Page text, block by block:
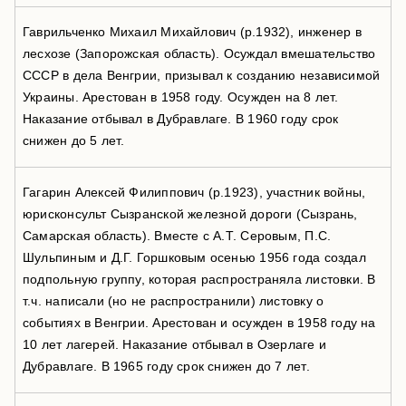
Гаврильченко Михаил Михайлович (р.1932), инженер в
лесхозе (Запорожская область). Осуждал вмешательство
СССР в дела Венгрии, призывал к созданию независимой
Украины. Арестован в 1958 году. Осужден на 8 лет.
Наказание отбывал в Дубравлаге. В 1960 году срок
снижен до 5 лет.
Гагарин Алексей Филиппович (р.1923), участник войны,
юрисконсульт Сызранской железной дороги (Сызрань,
Самарская область). Вместе с А.Т. Серовым, П.С.
Шульпиным и Д.Г. Горшковым осенью 1956 года создал
подпольную группу, которая распространяла листовки. В
т.ч. написали (но не распространили) листовку о
событиях в Венгрии. Арестован и осужден в 1958 году на
10 лет лагерей. Наказание отбывал в Озерлаге и
Дубравлаге. В 1965 году срок снижен до 7 лет.